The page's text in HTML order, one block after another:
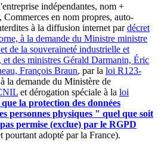
indépendantes, nom +
Commerces en nom propres, auto-
à la diffusion internet pardécret
à la demande du Ministre ministre
de la souveraineté industrielle et
des ministres Gérald Darmanin, Éric
François Braun, par la loi R123-
la demande du Ministère de
et dérogation spéciale à la loi
la protection des données
personnes physiques " quel que soit
permise (exclue) par le RGPD
pourtant adopté par la France).